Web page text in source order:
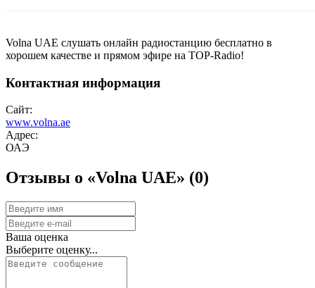
Volna UAE слушать онлайн радиостанцию бесплатно в
хорошем качестве и прямом эфире на TOP-Radio!
Контактная информация
Сайт:
www.volna.ae
Адрес:
ОАЭ
Отзывы о «Volna UAE» (0)
Ваша оценка
Выберите оценку...